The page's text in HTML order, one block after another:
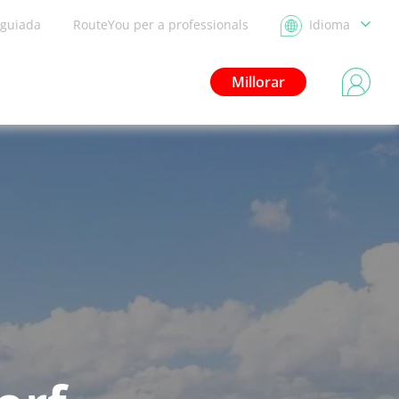
RouteYou per a professionals Idioma
Millorar